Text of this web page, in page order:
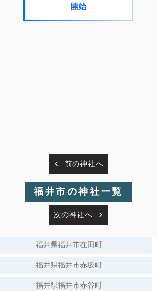
開始
前の神社へ
福井市の神社一覧
次の神社へ
福井県福井市在田町
福井県福井市赤坂町
福井県福井市赤谷町